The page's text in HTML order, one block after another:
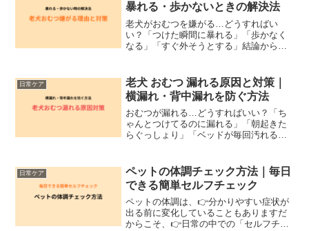
暴れる・歩かないときの解決法
老犬がおむつを嫌がる…どうすればい
い？「つけた瞬間に暴れる」「歩かなく
なる」「すぐ外そうとする」結論から言
👉 合っていないおむつ＝ほぼ確実に嫌が
ります放置すると・...
日常ケア
老犬 おむつ 漏れる原因と対策｜
横漏れ・背中漏れを防ぐ方法
おむつが漏れる…どうすればいい？「ち
ゃんとつけてるのに漏れる」「朝起きた
らぐっしょり」「ベッドが毎回汚れる」
かったですが👉 漏れる＝どこかがズレて
いますおむつが漏れ...
日常ケア
ペットの体調チェック方法｜毎日
できる簡単セルフチェック
ペットの体調は、👉分かりやすい症状が
出る前に変化していることもありますだ
からこそ、👉日常の中での「セルフチェ